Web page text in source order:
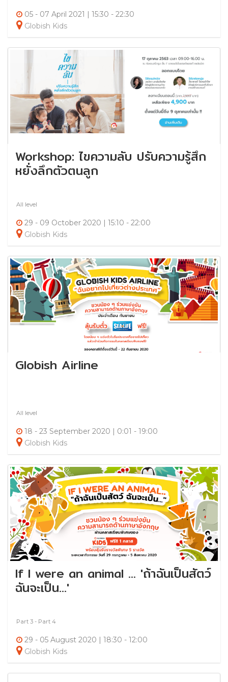
05 - 07 April 2021 | 15:30 - 22:30
Globish Kids
Workshop: ไขความลับ ปรับความรู้สึก
หยั่งลึกตัวตนลูก
All level
29 - 09 October 2020 | 15:10 - 22:00
Globish Kids
Globish Airline
All level
18 - 23 September 2020 | 0:01 - 19:00
Globish Kids
If I were an animal … 'ถ้าฉันเป็นสัตว์
ฉันจะเป็น...'
Part 3 - Part 4
29 - 05 August 2020 | 18:30 - 12:00
Globish Kids